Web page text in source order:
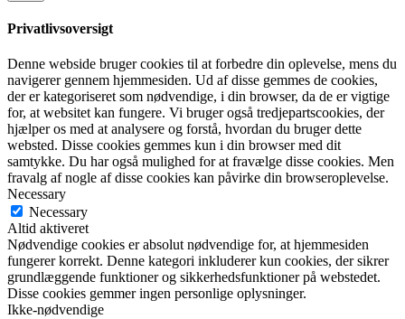
Privatlivsoversigt
Denne webside bruger cookies til at forbedre din oplevelse, mens du
navigerer gennem hjemmesiden. Ud af disse gemmes de cookies,
der er kategoriseret som nødvendige, i din browser, da de er vigtige
for, at websitet kan fungere. Vi bruger også tredjepartscookies, der
hjælper os med at analysere og forstå, hvordan du bruger dette
websted. Disse cookies gemmes kun i din browser med dit
samtykke. Du har også mulighed for at fravælge disse cookies. Men
fravalg af nogle af disse cookies kan påvirke din browseroplevelse.
Necessary
Necessary
Altid aktiveret
Nødvendige cookies er absolut nødvendige for, at hjemmesiden
fungerer korrekt. Denne kategori inkluderer kun cookies, der sikrer
grundlæggende funktioner og sikkerhedsfunktioner på webstedet.
Disse cookies gemmer ingen personlige oplysninger.
Ikke-nødvendige